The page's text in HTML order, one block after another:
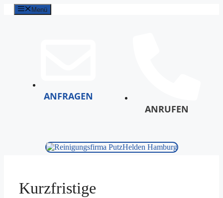
Menü
ANFRAGEN
ANRUFEN
Kurzfristige